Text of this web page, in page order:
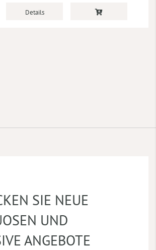
Details
SIE NEUE
UND
ANGEBOTE